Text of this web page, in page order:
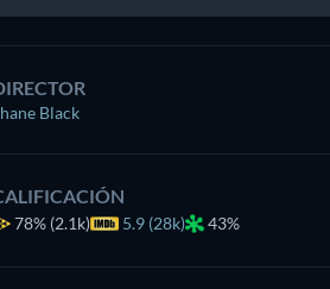
Black
78% (2.1k) 5.9 (28k) 43%